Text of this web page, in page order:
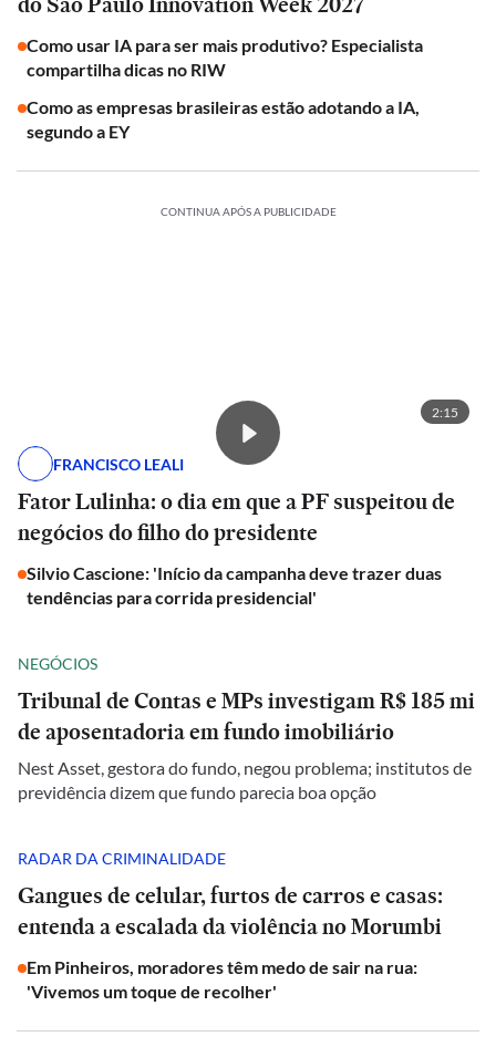
Como usar IA para ser mais produtivo? Especialista
compartilha dicas no RIW
Como as empresas brasileiras estão adotando a IA,
segundo a EY
CONTINUA APÓS A PUBLICIDADE
2:15
FRANCISCO LEALI
Fator Lulinha: o dia em que a PF suspeitou de
negócios do filho do presidente
Silvio Cascione: 'Início da campanha deve trazer duas
tendências para corrida presidencial'
NEGÓCIOS
Tribunal de Contas e MPs investigam R$ 185 mi
de aposentadoria em fundo imobiliário
Nest Asset, gestora do fundo, negou problema; institutos de
previdência dizem que fundo parecia boa opção
RADAR DA CRIMINALIDADE
Gangues de celular, furtos de carros e casas:
entenda a escalada da violência no Morumbi
Em Pinheiros, moradores têm medo de sair na rua:
'Vivemos um toque de recolher'